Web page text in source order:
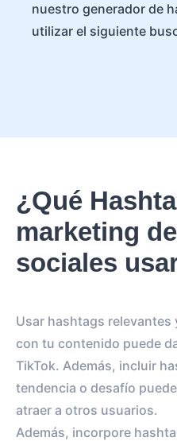
nuestro generador de
utilizar el siguiente
¿Qué
marketing
sociales
Usar hashtags
con tu contenido puede
TikTok. Además, incluir
tendencia o desafío
atraer a otros usuarios.
Además, incorpore